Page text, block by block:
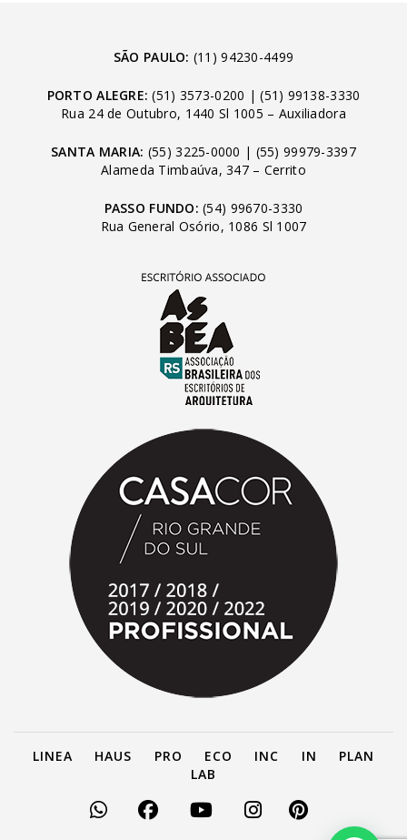
SÃO PAULO: (11) 94230-4499
PORTO ALEGRE: (51) 3573-0200 |(51) 99138-3330
Rua 24 de Outubro, 1440 Sl 1005 – Auxiliadora
SANTA MARIA: (55) 3225-0000 | (55) 99979-3397
Alameda Timbaúva, 347 – Cerrito
PASSO FUNDO: (54) 99670-3330
Rua General Osório, 1086 Sl 1007
LINEA HAUS PRO ECO INC IN
PLAN
LAB